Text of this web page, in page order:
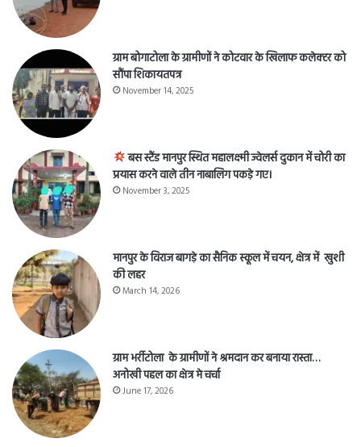
ग्राम बोगाटोला के ग्रामीणों ने कोटवार के खिलाफ कलेक्टर को
सौंपा शिकायतपत्र
November 14, 2025
बस स्टैंड मानपुर स्थित महालक्ष्मी ज्वेलर्स दुकान में चोरी का
प्रयास करने वाले तीन नाबालिग पकड़े गए।
November 3, 2025
मानपुर के विराज बागड़े का सैनिक स्कूल में चयन, क्षेत्र में खुशी
की लहर
March 14, 2026
ग्राम भर्रीटोला के ग्रामीणों ने श्रमदान कर बनाया रास्ता…
अनोखी पहल का क्षेत्र मे चर्चा
June 17, 2026